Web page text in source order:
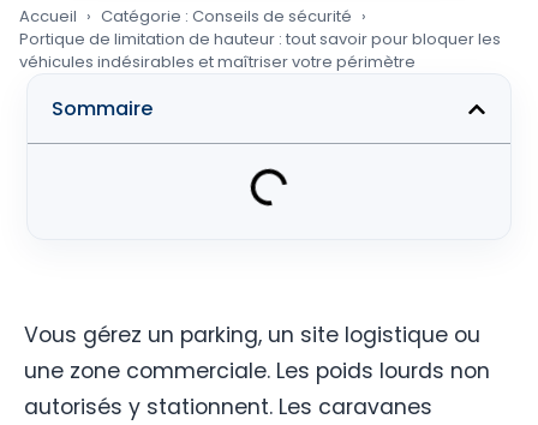
Accueil
Catégorie : Conseils de sécurité
Portique de limitation de hauteur : tout savoir pour bloquer les
véhicules indésirables et maîtriser votre périmètre
Sommaire
Vous gérez un parking, un site logistique ou
une zone commerciale. Les poids lourds non
autorisés y stationnent. Les caravanes